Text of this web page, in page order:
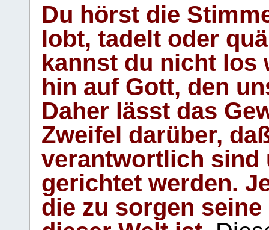
Du hörst die
lobt, tadelt oder
kannst du nicht los
hin auf Gott, den
Daher lässt das
Zweifel darüber,
verantwortlich sind
gerichtet werden.
die zu sorgen